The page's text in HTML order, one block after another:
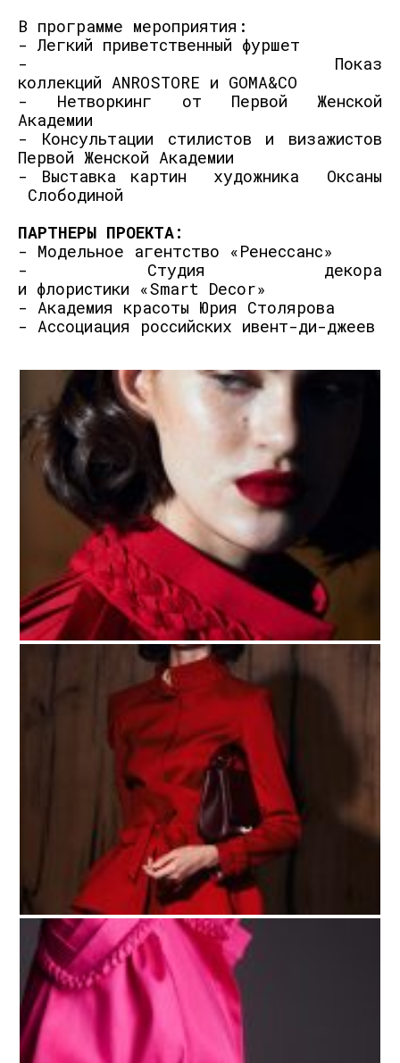
В программе мероприятия:
- Легкий приветственный фуршет
- Показ
коллекций ANROSTORE и GOMA&CO
- Нетворкинг от Первой Женской
Академии
- Консультации стилистов и визажистов
Первой Женской Академии
- Выставка картин художника Оксаны
Слободиной
ПАРТНЕРЫ ПРОЕКТА:
- Модельное агентство «Ренессанс»
-
Студия
декора
и флористики «Smart Decor»
- Академия красоты Юрия Столярова
- Ассоциация российских ивент-ди-джеев